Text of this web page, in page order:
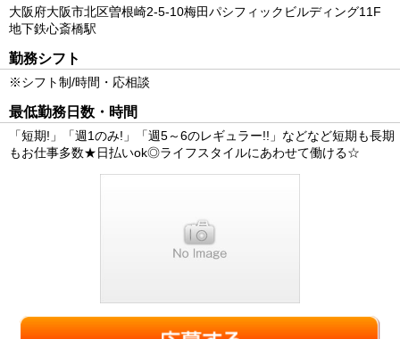
大阪府大阪市北区曽根崎2-5-10梅田パシフィックビルディング11F
地下鉄心斎橋駅
勤務シフト
※シフト制/時間・応相談
最低勤務日数・時間
「短期!」「週1のみ!」「週5～6のレギュラー!!」などなど短期も長期
もお仕事多数★日払いok◎ライフスタイルにあわせて働ける☆